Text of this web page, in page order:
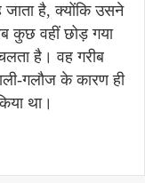
है, क्योंकि उसने
कुछ वहीं छोड़ गया
है। वह गरीब
गलौज के कारण ही
था।